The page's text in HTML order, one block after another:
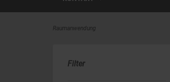
Raumanwendung
Filter